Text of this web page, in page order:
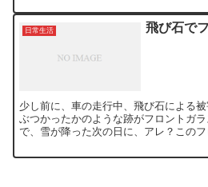
せ...
日常生活 飛び石で
少し前に、車の走行中、飛び石による
ぶつかったかのような跡がフロントガ
で、雪が降った次の日に、アレ？このフ
で...